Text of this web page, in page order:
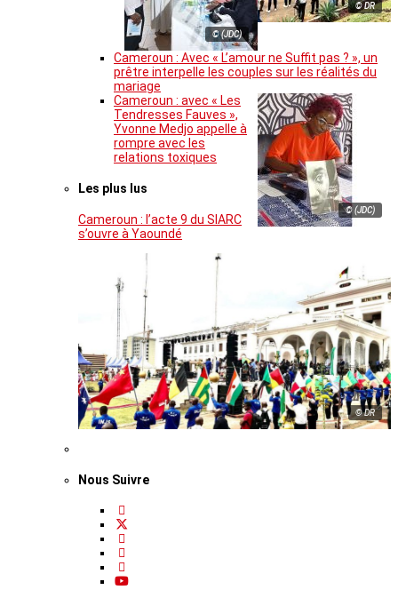
© DR
© (JDC)
Cameroun : Avec « L’amour ne Suffit pas ? », un
prêtre interpelle les couples sur les réalités du
mariage
© (JDC)
Cameroun : avec « Les
Tendresses Fauves »,
Yvonne Medjo appelle à
rompre avec les
relations toxiques
Les plus lus
Cameroun : l’acte 9 du SIARC
s’ouvre à Yaoundé
© DR
Nous Suivre